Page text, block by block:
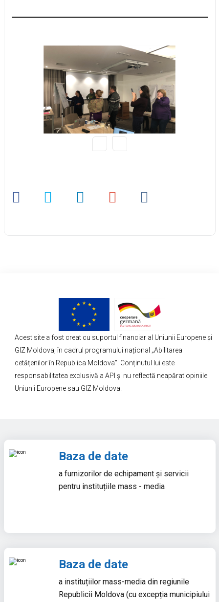
Acest site a fost creat cu suportul financiar al Uniunii Europene și
GIZ Moldova, în cadrul programului național „Abilitarea
cetățenilor în Republica Moldova”. Conținutul lui este
responsabilitatea exclusivă a API și nu reflectă neapărat opiniile
Uniunii Europene sau GIZ Moldova.
Baza de date
a furnizorilor de echipament și servicii
pentru instituțiile mass - media
Baza de date
a instituțiilor mass-media din regiunile
Republicii Moldova (cu excepția municipiului